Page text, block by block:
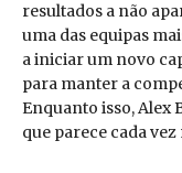
resultados a não
uma das equipas
a iniciar um novo
para manter a
Enquanto isso, Alex
que parece cada